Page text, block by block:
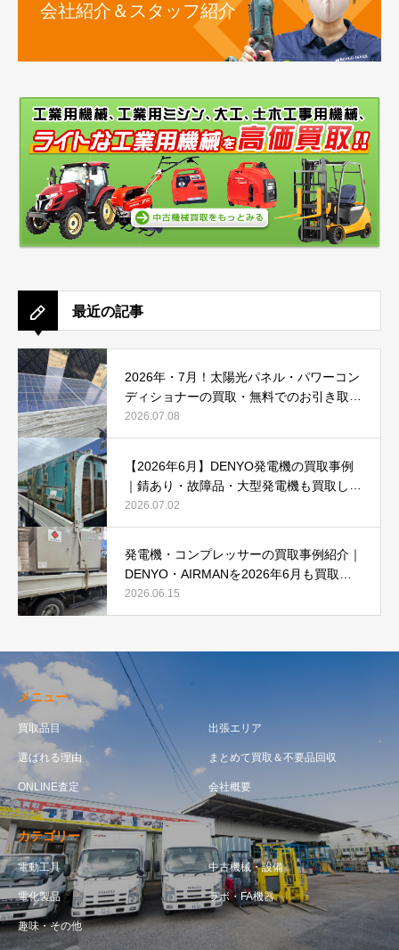
会社紹介＆スタッフ紹介
最近の記事
2026年・7月！太陽光パネル・パワーコン
ディショナーの買取・無料でのお引き取り
強化中です(^^♪
2026.07.08
【2026年6月】DENYO発電機の買取事例
｜錆あり・故障品・大型発電機も買取しま
した
2026.07.02
発電機・コンプレッサーの買取事例紹介｜
DENYO・AIRMANを2026年6月も買取強
化中
2026.06.15
メニュー
買取品目 出張エリア
選ばれる理由 まとめて買取＆不要品回収
ONLINE査定 会社概要
カテゴリー
電動工具 中古機械・設備
電化製品 ラボ・FA機器
趣味・その他